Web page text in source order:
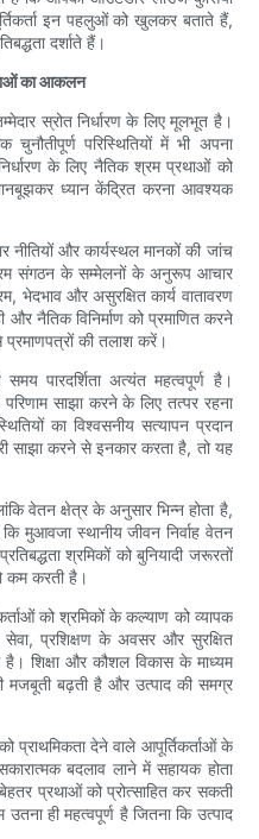
इन पहलुओं को खुलकर बताते हैं,
दर्शाते हैं।
का आकलन
स्रोत निर्धारण के लिए मूलभूत है।
परिस्थितियों में भी अपना
के लिए नैतिक श्रम प्रथाओं को
ध्यान केंद्रित करना आवश्यक
नीतियों और कार्यस्थल मानकों की जांच
श्रम संगठन के सम्मेलनों के अनुरूप आचार
भेदभाव और असुरक्षित कार्य वातावरण
नैतिक विनिर्माण को प्रमाणित करने
की तलाश करें।
पारदर्शिता अत्यंत महत्वपूर्ण है।
परिणाम साझा करने के लिए तत्पर रहना
का विश्वसनीय सत्यापन प्रदान
साझा करने से इनकार करता है, तो यह
वेतन क्षेत्र के अनुसार भिन्न होता है,
मुआवजा स्थानीय जीवन निर्वाह वेतन
श्रमिकों को बुनियादी जरूरतों
कम करती है।
को श्रमिकों के कल्याण को व्यापक
प्रशिक्षण के अवसर और सुरक्षित
है। शिक्षा और कौशल विकास के माध्यम
बढ़ती है और उत्पाद की समग्र
प्राथमिकता देने वाले आपूर्तिकर्ताओं के
बदलाव लाने में सहायक होता
प्रथाओं को प्रोत्साहित कर सकती
ही महत्वपूर्ण है जितना कि उत्पाद